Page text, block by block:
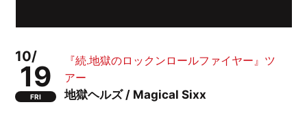
10/
19
FRI
『続.地獄のロックンロールファイヤー』ツ
アー
地獄ヘルズ / Magical Sixx